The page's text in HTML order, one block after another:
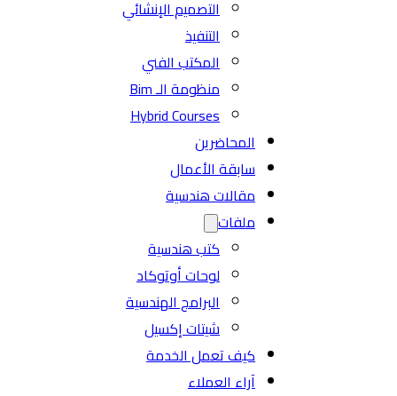
التصميم الإنشائي
التنفيذ
المكتب الفني
منظومة الـ Bim
Hybrid Courses
المحاضرين
سابقة الأعمال
مقالات هندسية
ملفات
كتب هندسية
لوحات أوتوكاد
البرامج الهندسية
شيتات إكسيل
كيف تعمل الخدمة
آراء العملاء